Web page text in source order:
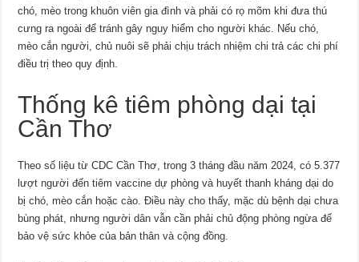
chó, mèo trong khuôn viên gia đình và phải có rọ mõm khi đưa thú
cưng ra ngoài để tránh gây nguy hiểm cho người khác. Nếu chó,
mèo cắn người, chủ nuôi sẽ phải chịu trách nhiệm chi trả các chi phí
điều trị theo quy định.
Thống kê tiêm phòng dại tại
Cần Thơ
Theo số liệu từ CDC Cần Thơ, trong 3 tháng đầu năm 2024, có 5.377
lượt người đến tiêm vaccine dự phòng và huyết thanh kháng dại do
bị chó, mèo cắn hoặc cào. Điều này cho thấy, mặc dù bệnh dại chưa
bùng phát, nhưng người dân vẫn cần phải chủ động phòng ngừa để
bảo vệ sức khỏe của bản thân và cộng đồng.